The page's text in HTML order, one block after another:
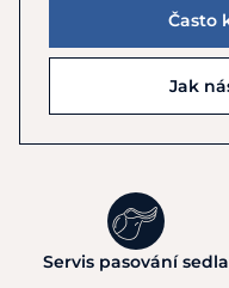
Často
Jak
Servis pasování sedla